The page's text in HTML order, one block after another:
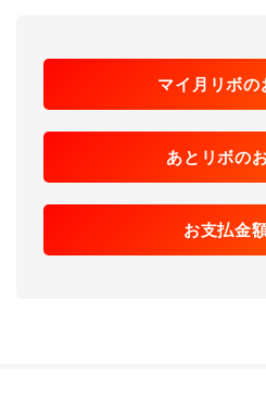
マイ月リボの
あとリボの
お支払金